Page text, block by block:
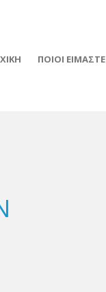
ΠΟΙΟΙ ΕΙΜΑΣΤΕ